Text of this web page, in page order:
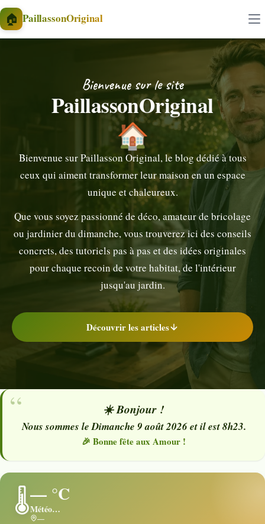
Aller au contenu
🏠 PaillassonOriginal
Bienvenue sur le site
PaillassonOriginal
🏠
Bienvenue sur Paillasson Original, le blog dédié à tous
ceux qui aiment transformer leur maison en un espace
unique et chaleureux.
Que vous soyez passionné de déco, amateur de bricolage
ou jardinier du dimanche, vous trouverez ici des conseils
concrets, des tutoriels pas à pas et des idées originales
pour chaque recoin de votre habitat, de l'intérieur
jusqu'au jardin.
Découvrir les articles
☀️ Bonjour !
Nous sommes le Dimanche 9 août 2026 et il est 8h23.
🎉 Bonne fête aux Amour !
🌡️— °C
Météo…
—